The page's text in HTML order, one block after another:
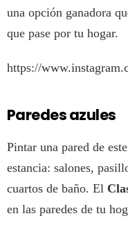
una opción ganadora
que pase por tu hogar.
https://
Paredes azules
Pintar una pared de
estancia: salones,
cuartos de baño. El
en las paredes de tu